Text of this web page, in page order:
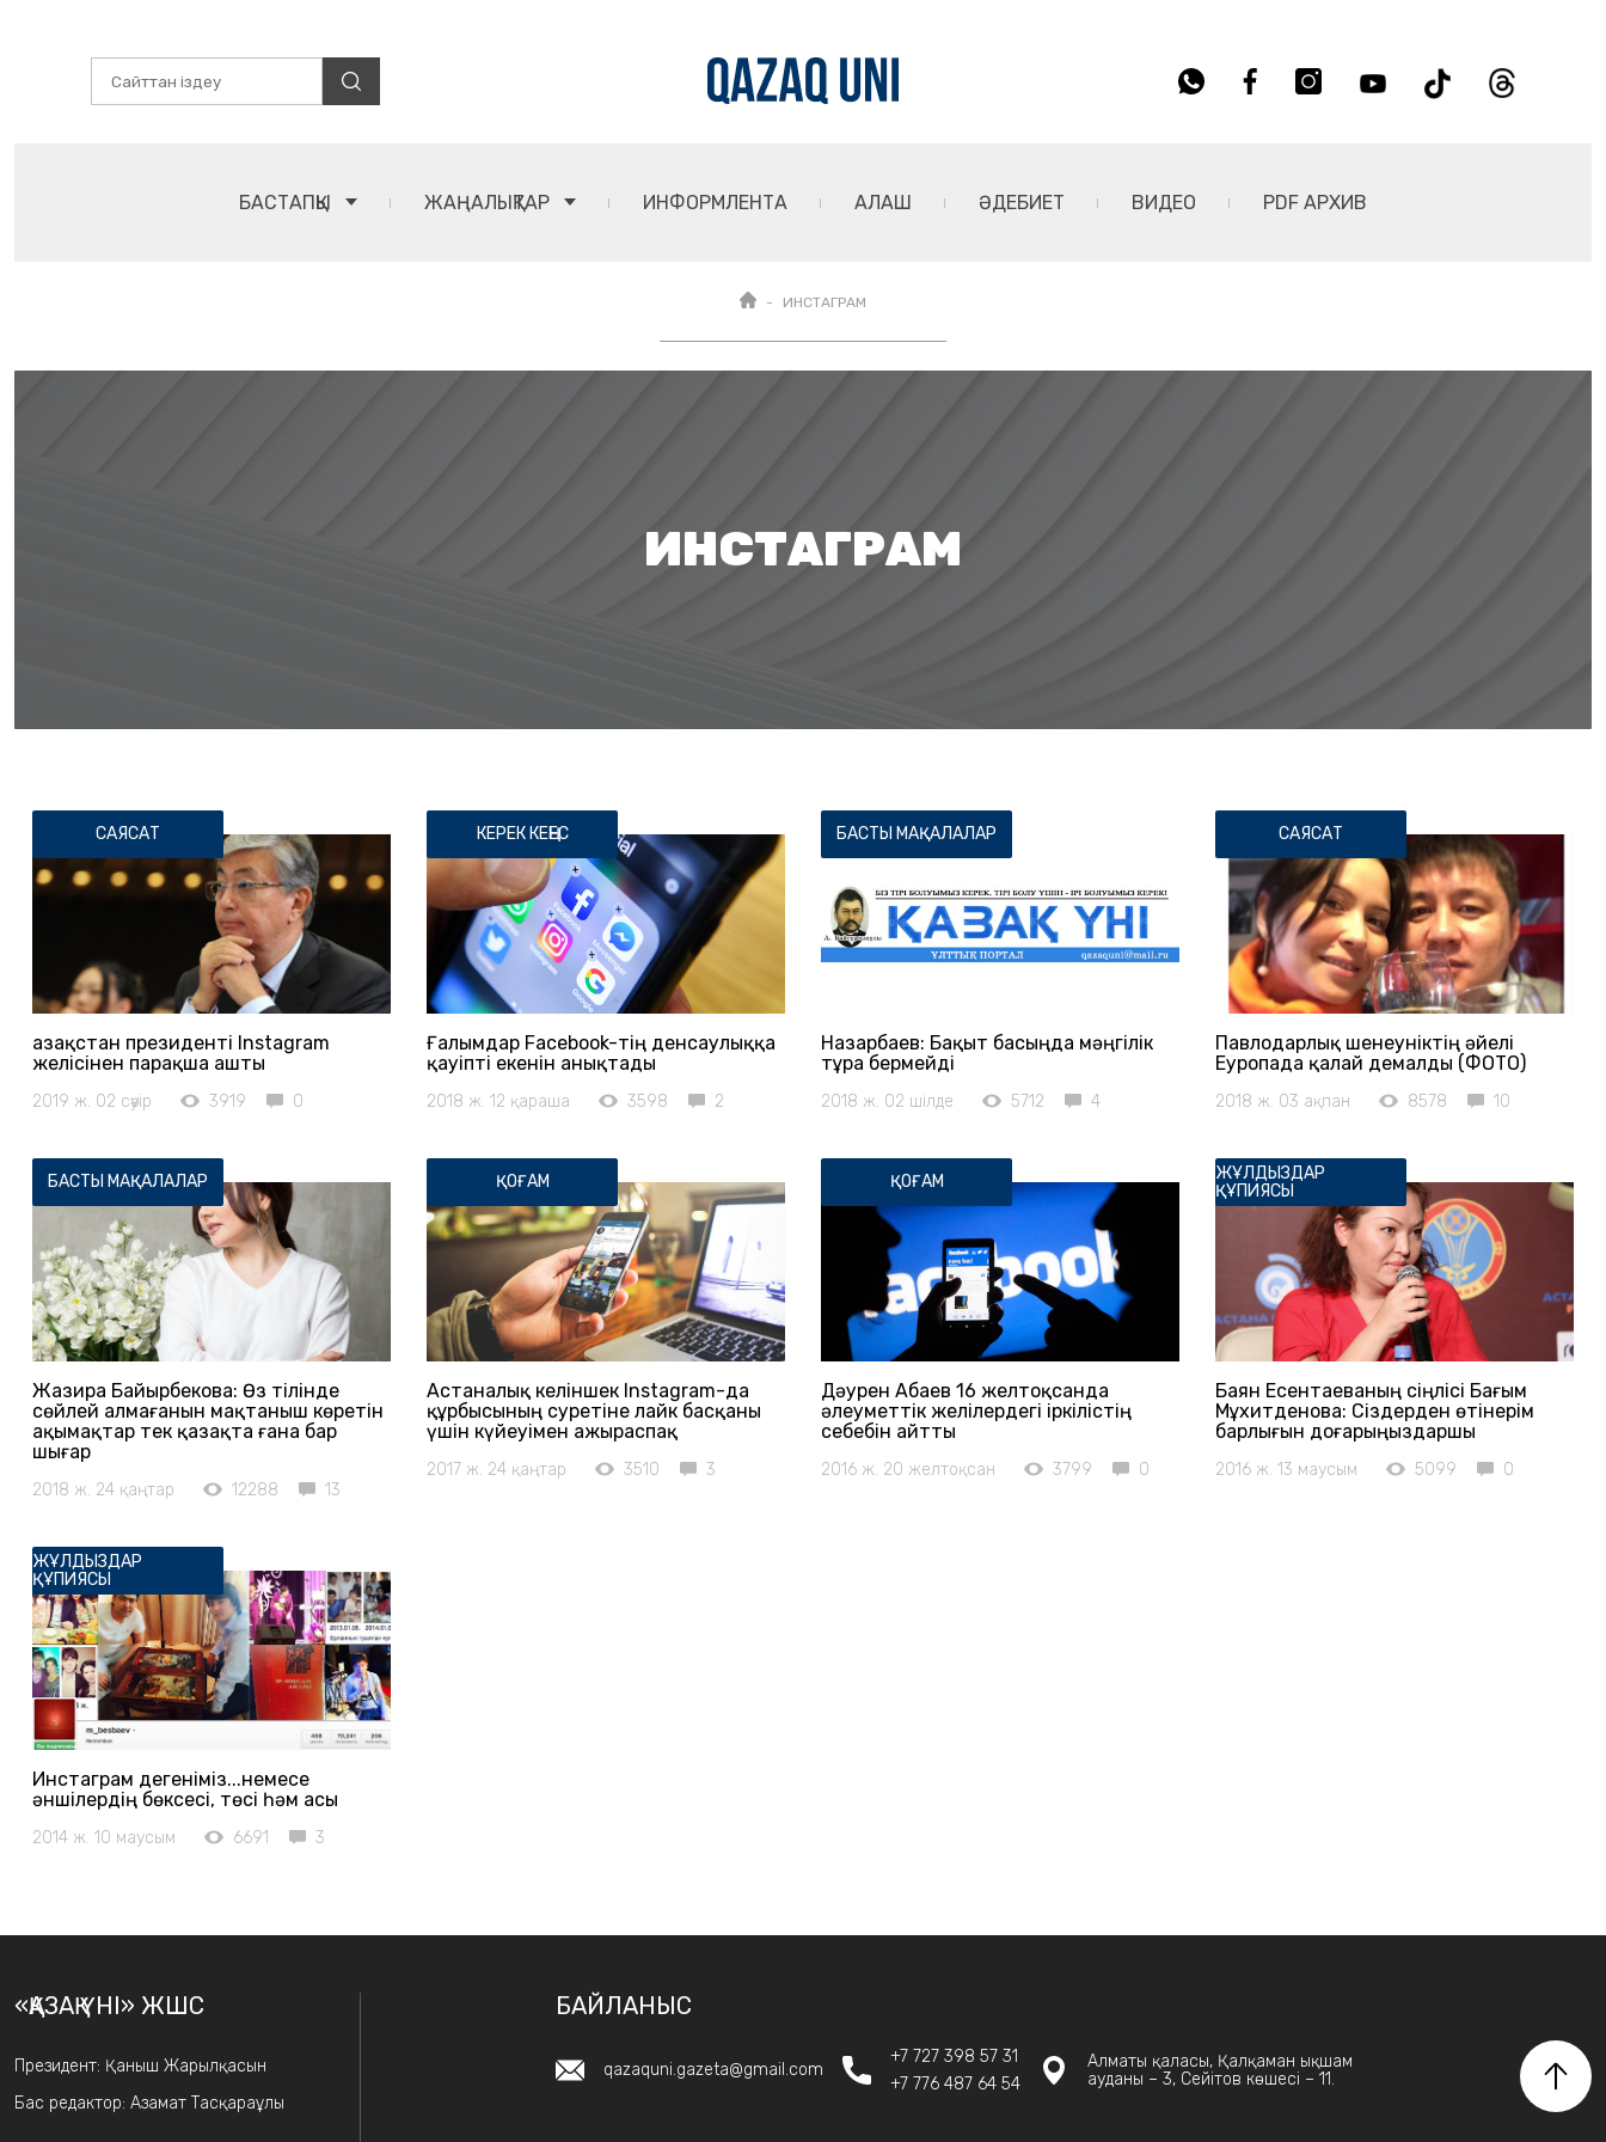
БАСТАПҚЫ ЖАҢАЛЫҚТАР ИНФОРМЛЕНТА АЛАШ ӘДЕБИЕТ ВИДЕО PDF АРХИВ
ИНСТАГРАМ
ИНСТАГРАМ
САЯСАТ
Қазақстан президенті Instagram
желісінен парақша ашты
2019 ж. 02 сәуір 3919 0
КЕРЕК КЕҢЕС
Ғалымдар Facebook-тің денсаулыққа
қауіпті екенін анықтады
2018 ж. 12 қараша 3598 2
БАСТЫ МАҚАЛАЛАР
Назарбаев: Бақыт басыңда мәңгілік
тұра бермейді
2018 ж. 02 шілде 5712 4
САЯСАТ
Павлодарлық шенеуніктің әйелі
Еуропада қалай демалды (ФОТО)
2018 ж. 03 ақпан 8578 10
БАСТЫ МАҚАЛАЛАР
Жазира Байырбекова: Өз тілінде
сөйлей алмағанын мақтаныш көретін
ақымақтар тек қазақта ғана бар
шығар
2018 ж. 24 қаңтар 12288 13
ҚОҒАМ
Астаналық келіншек Instagram-да
құрбысының суретіне лайк басқаны
үшін күйеуімен ажыраспақ
2017 ж. 24 қаңтар 3510 3
ҚОҒАМ
Дәурен Абаев 16 желтоқсанда
әлеуметтік желілердегі іркілістің
себебін айтты
2016 ж. 20 желтоқсан 3799 0
ЖҰЛДЫЗДАР
ҚҰПИЯСЫ
Баян Есентаеваның сіңлісі Бағым
Мұхитденова: Сіздерден өтінерім
барлығын доғарыңыздаршы
2016 ж. 13 маусым 5099 0
ЖҰЛДЫЗДАР
ҚҰПИЯСЫ
Инстаграм дегеніміз...немесе
әншілердің бөксесі, төсі һәм асы
2014 ж. 10 маусым 6691 3
«ҚАЗАҚ ҮНІ» ЖШС
Президент: Қаныш Жарылқасын
Бас редактор: Азамат Тасқараұлы
БАЙЛАНЫС
qazaquni.gazeta@gmail.com
+7 727 398 57 31
+7 776 487 64 54
Алматы қаласы, Қалқаман ықшам
ауданы – 3, Сейітов көшесі – 11.